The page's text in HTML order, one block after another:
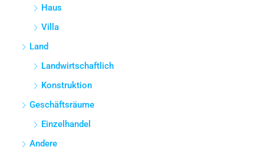
Haus
Villa
Land
Landwirtschaftlich
Konstruktion
Geschäftsräume
Einzelhandel
Andere